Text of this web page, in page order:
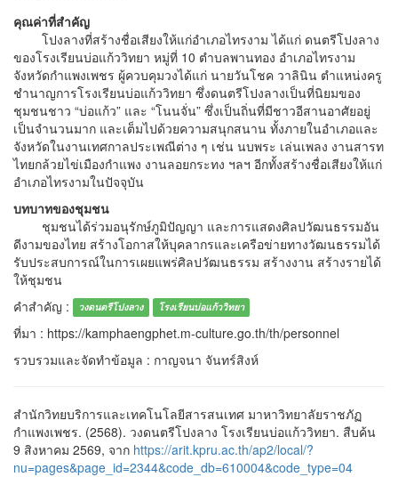
คุณค่าที่สำคัญ
โปงลางที่สร้างชื่อเสียงให้แก่อำเภอไทรงาม ได้แก่ ดนตรีโปงลาง
ของโรงเรียนบ่อแก้ววิทยา หมู่ที่ 10 ตำบลพานทอง อำเภอไทรงาม
จังหวัดกำแพงเพชร ผู้ควบคุมวงได้แก่ นายวันโชค วาลินิน ตำแหน่งครู
ชำนาญการโรงเรียนบ่อแก้ววิทยา ซึ่งดนตรีโปงลางเป็นที่นิยมของ
ชุมชนชาว “บ่อแก้ว” และ “โนนจั่น” ซึ่งเป็นถิ่นที่มีชาวอีสานอาศัยอยู่
เป็นจำนวนมาก และเต็มไปด้วยความสนุกสนาน ทั้งภายในอำเภอและ
จังหวัดในงานเทศกาลประเพณีต่าง ๆ เช่น นบพระ เล่นเพลง งานสารท
ไทยกล้วยไข่เมืองกำแพง งานลอยกระทง ฯลฯ อีกทั้งสร้างชื่อเสียงให้แก่
อำเภอไทรงามในปัจจุบัน
บทบาทของชุมชน
ชุมชนได้ร่วมอนุรักษ์ภูมิปัญญา และการแสดงศิลปวัฒนธรรมอัน
ดีงามของไทย สร้างโอกาสให้บุคลากรและเครือข่ายทางวัฒนธรรมได้
รับประสบการณ์ในการเผยแพร่ศิลปวัฒนธรรม สร้างงาน สร้างรายได้
ให้ชุมชน
คำสำคัญ :
วงดนตรีโปงลาง โรงเรียนบ่อแก้ววิทยา
ที่มา : https://kamphaengphet.m-culture.go.th/th/personnel
รวบรวมและจัดทำข้อมูล : กาญจนา จันทร์สิงห์
สำนักวิทยบริการและเทคโนโลยีสารสนเทศ มาหาวิทยาลัยราชภัฏ
กำแพงเพชร. (2568). วงดนตรีโปงลาง โรงเรียนบ่อแก้ววิทยา. สืบค้น
9 สิงหาคม 2569, จาก https://arit.kpru.ac.th/ap2/local/?
nu=pages&page_id=2344&code_db=610004&code_type=04